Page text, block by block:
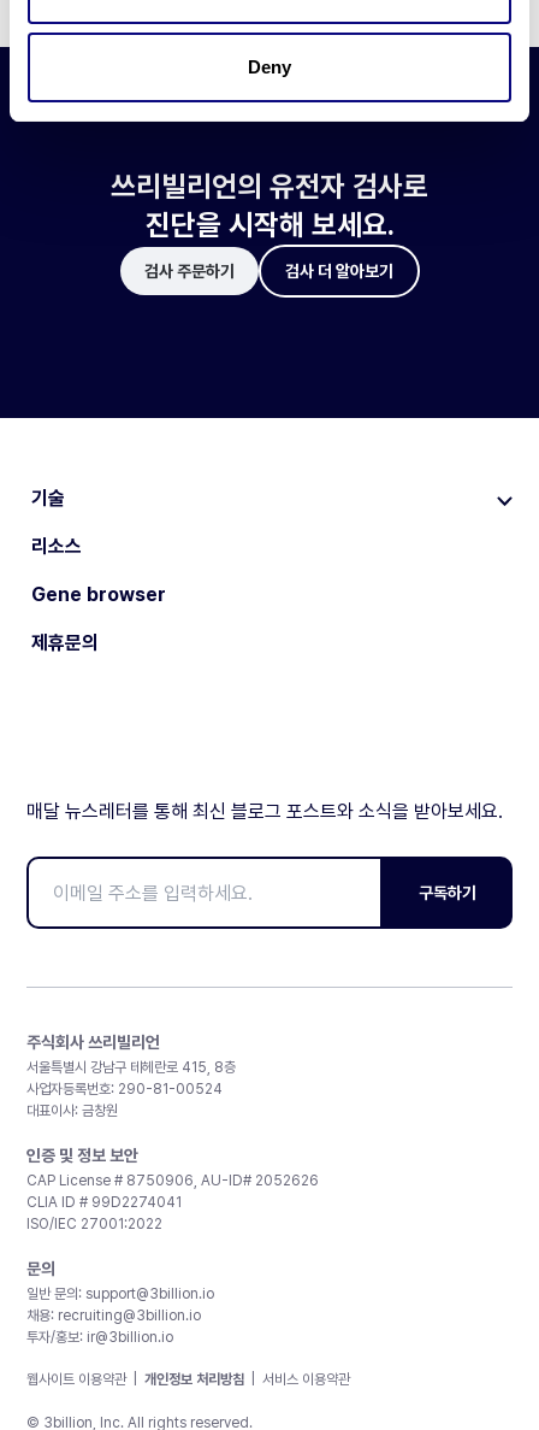
Deny
쓰리빌리언의 유전자 검사로
진단을 시작해 보세요.
검사 주문하기 검사 더 알아보기
기술
리소스
Gene browser
제휴문의
매달 뉴스레터를 통해 최신 블로그 포스트와 소식을 받아보세요.
구독하기
주식회사 쓰리빌리언
서울특별시 강남구 테헤란로 415, 8층
사업자등록번호: 290-81-00524
대표이사: 금창원
인증 및 정보 보안
CAP License # 8750906, AU-ID# 2052626
CLIA ID # 99D2274041
ISO/IEC 27001:2022
문의
일반 문의: support@3billion.io
채용: recruiting@3billion.io
투자/홍보: ir@3billion.io
웹사이트 이용약관 개인정보 처리방침 서비스 이용약관
© 3billion, Inc. All rights reserved.